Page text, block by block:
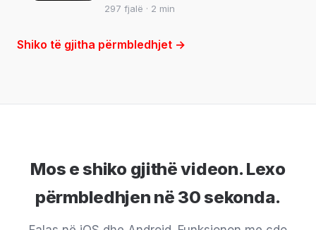
297 fjalë · 2 min
Shiko të gjitha përmbledhjet →
Mos e shiko gjithë videon. Lexo
përmbledhjen në 30 sekonda.